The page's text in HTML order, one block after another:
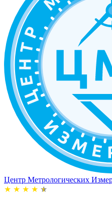
Центр Метрологических
★ ★ ★ ★ ★